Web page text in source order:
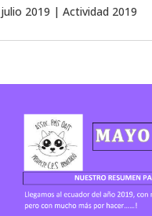
julio 2019 | Actividad 2019